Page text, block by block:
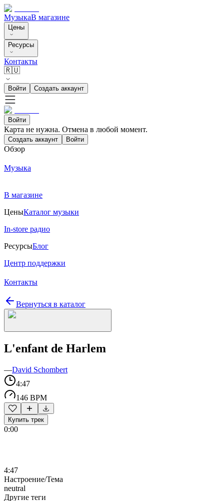
МузыкаВ магазине
Цены
Ресурсы
Контакты
🇷🇺
Войти Создать аккаунт
Войти
Карта не нужна. Отмена в любой момент.
Создать аккаунт Войти
Обзор
Музыка
В магазине
ЦеныКаталог музыки
In-store радио
РесурсыБлог
Центр поддержки
Контакты
Вернуться в каталог
L'enfant de Harlem
—David Schombert
4:47
146 BPM
Купить трек
0:00
4:47
Настроение/Тема
neutral
Другие теги